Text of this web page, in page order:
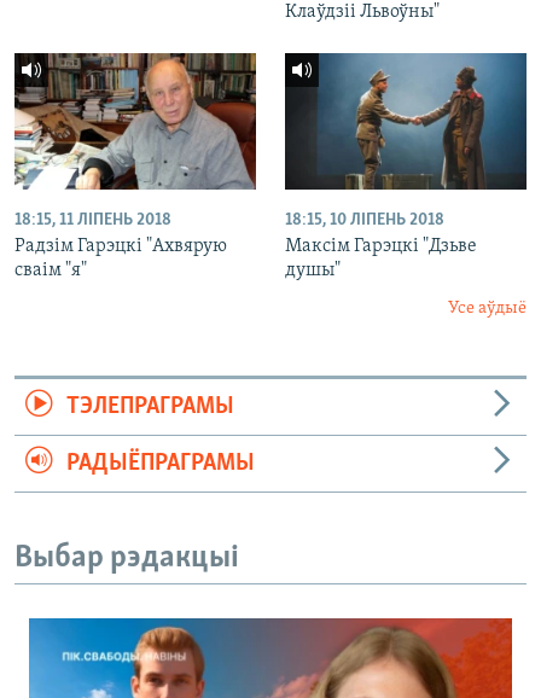
Клаўдзіі Львоўны"
18:15, 11 ЛІПЕНЬ 2018
Радзім Гарэцкі "Ахвярую
сваім "я"
18:15, 10 ЛІПЕНЬ 2018
Максім Гарэцкі "Дзьве
душы"
Усе аўдыё
ТЭЛЕПРАГРАМЫ
РАДЫЁПРАГРАМЫ
Выбар рэдакцыі